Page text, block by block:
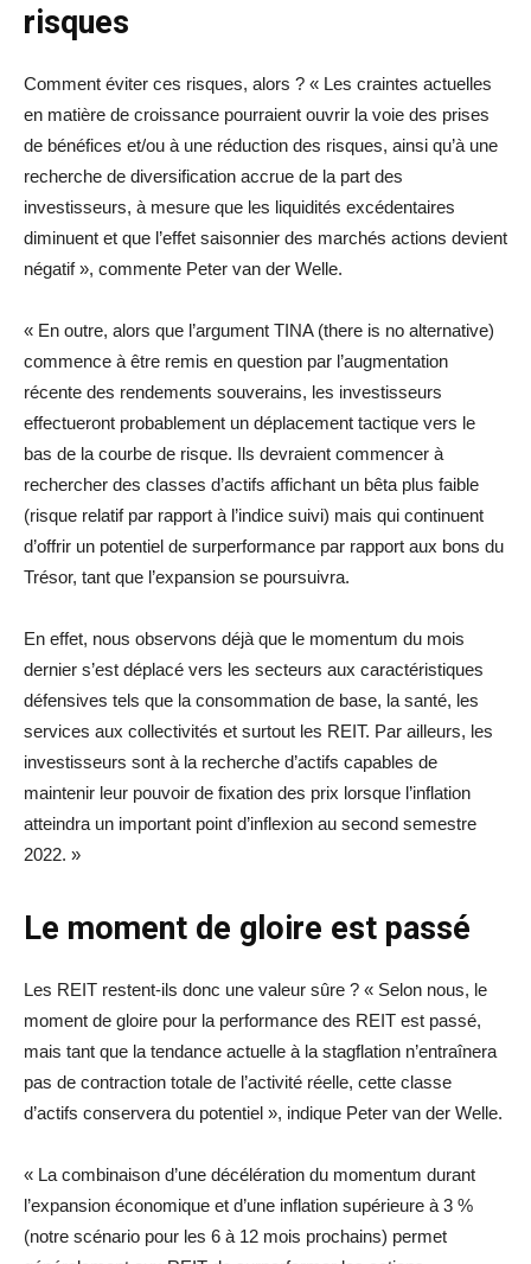
risques
Comment éviter ces risques, alors ? « Les craintes actuelles
en matière de croissance pourraient ouvrir la voie des prises
de bénéfices et/ou à une réduction des risques, ainsi qu’à une
recherche de diversification accrue de la part des
investisseurs, à mesure que les liquidités excédentaires
diminuent et que l’effet saisonnier des marchés actions devient
négatif », commente Peter van der Welle.
« En outre, alors que l’argument TINA (there is no alternative)
commence à être remis en question par l’augmentation
récente des rendements souverains, les investisseurs
effectueront probablement un déplacement tactique vers le
bas de la courbe de risque. Ils devraient commencer à
rechercher des classes d’actifs affichant un bêta plus faible
(risque relatif par rapport à l’indice suivi) mais qui continuent
d’offrir un potentiel de surperformance par rapport aux bons du
Trésor, tant que l’expansion se poursuivra.
En effet, nous observons déjà que le momentum du mois
dernier s’est déplacé vers les secteurs aux caractéristiques
défensives tels que la consommation de base, la santé, les
services aux collectivités et surtout les REIT. Par ailleurs, les
investisseurs sont à la recherche d’actifs capables de
maintenir leur pouvoir de fixation des prix lorsque l’inflation
atteindra un important point d’inflexion au second semestre
2022. »
Le moment de gloire est passé
Les REIT restent-ils donc une valeur sûre ? « Selon nous, le
moment de gloire pour la performance des REIT est passé,
mais tant que la tendance actuelle à la stagflation n’entraînera
pas de contraction totale de l’activité réelle, cette classe
d’actifs conservera du potentiel », indique Peter van der Welle.
« La combinaison d’une décélération du momentum durant
l’expansion économique et d’une inflation supérieure à 3 %
(notre scénario pour les 6 à 12 mois prochains) permet